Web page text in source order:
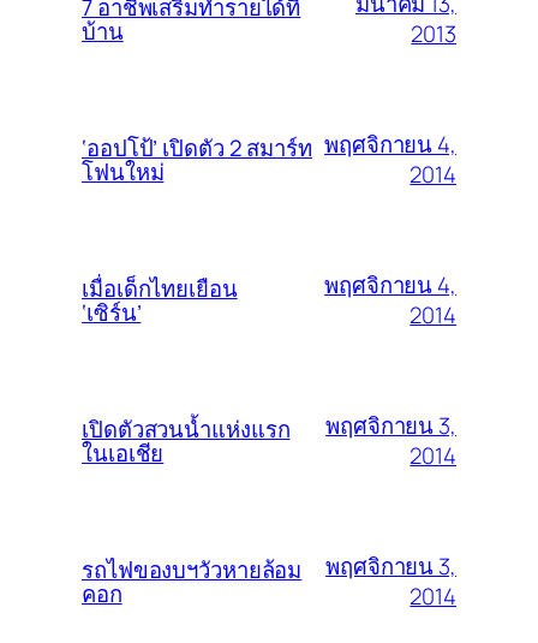
7 อาชีพเสริมทำรายได้ที่
บ้าน
2013
‘ออปโป้’ เปิดตัว 2 สมาร์ท
โฟนใหม่
พฤศจิกายน 4,
2014
เมื่อเด็กไทยเยือน
‘เซิร์น’
พฤศจิกายน 4,
2014
เปิดตัวสวนน้ำแห่งแรก
ในเอเชีย
พฤศจิกายน 3,
2014
รถไฟของบฯวัวหายล้อม
คอก
พฤศจิกายน 3,
2014